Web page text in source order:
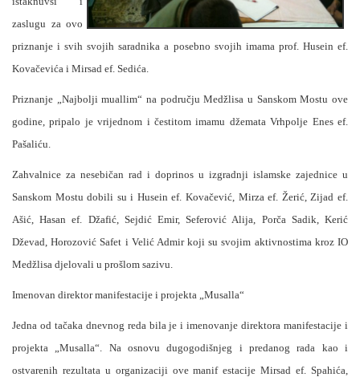
zaslugu za ovo
priznanje i svih svojih saradnika a posebno svojih imama prof. Husein ef.
Kovačevića i Mirsad ef. Sedića.
Priznanje „Najbolji muallim“ na području Medžlisa u Sanskom Mostu ove
godine, pripalo je vrijednom i čestitom imamu džemata Vrhpolje Enes ef.
Pašaliću.
Zahvalnice za nesebičan rad i doprinos u izgradnji islamske zajednice u
Sanskom Mostu dobili su i Husein ef. Kovačević, Mirza ef. Žerić, Zijad ef.
Ašić, Hasan ef. Džafić, Sejdić Emir, Seferović Alija, Porča Sadik, Kerić
Dževad, Horozović Safet i Velić Admir koji su svojim aktivnostima kroz IO
Medžlisa djelovali u prošlom sazivu.
Imenovan direktor manifestacije i projekta „Musalla“
Jedna od tačaka dnevnog reda bila je i imenovanje direktora manifestacije i
projekta „Musalla“. Na osnovu dugogodišnjeg i predanog rada kao i
ostvarenih rezultata u organizaciji ove manif estacije Mirsad ef. Spahića,